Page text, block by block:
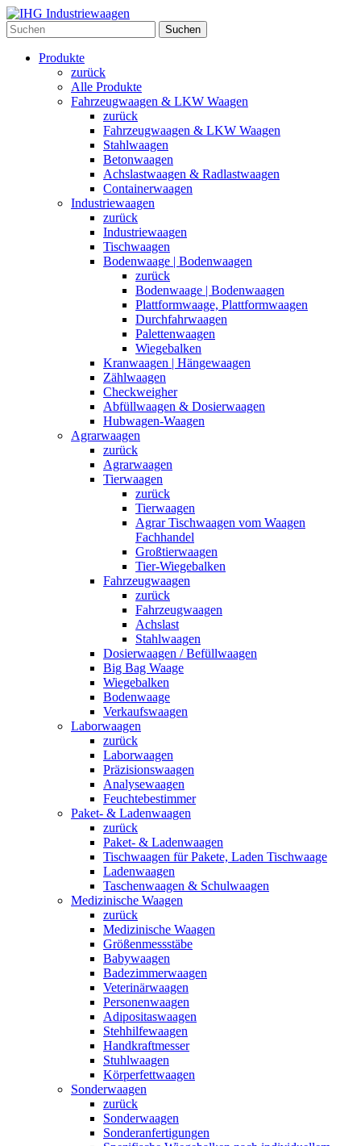
Suchen
Produkte
zurück
Alle Produkte
Fahrzeugwaagen & LKW Waagen
zurück
Fahrzeugwaagen & LKW Waagen
Stahlwaagen
Betonwaagen
Achslastwaagen & Radlastwaagen
Containerwaagen
Industriewaagen
zurück
Industriewaagen
Tischwaagen
Bodenwaage | Bodenwaagen
zurück
Bodenwaage | Bodenwaagen
Plattformwaage, Plattformwaagen
Durchfahrwaagen
Palettenwaagen
Wiegebalken
Kranwaagen | Hängewaagen
Zählwaagen
Checkweigher
Abfüllwaagen & Dosierwaagen
Hubwagen-Waagen
Agrarwaagen
zurück
Agrarwaagen
Tierwaagen
zurück
Tierwaagen
Agrar Tischwaagen vom Waagen
Fachhandel
Großtierwaagen
Tier-Wiegebalken
Fahrzeugwaagen
zurück
Fahrzeugwaagen
Achslast
Stahlwaagen
Dosierwaagen / Befüllwaagen
Big Bag Waage
Wiegebalken
Bodenwaage
Verkaufswaagen
Laborwaagen
zurück
Laborwaagen
Präzisionswaagen
Analysewaagen
Feuchtebestimmer
Paket- & Ladenwaagen
zurück
Paket- & Ladenwaagen
Tischwaagen für Pakete, Laden Tischwaage
Ladenwaagen
Taschenwaagen & Schulwaagen
Medizinische Waagen
zurück
Medizinische Waagen
Größenmessstäbe
Babywaagen
Badezimmerwaagen
Veterinärwaagen
Personenwaagen
Adipositaswaagen
Stehhilfewaagen
Handkraftmesser
Stuhlwaagen
Körperfettwaagen
Sonderwaagen
zurück
Sonderwaagen
Sonderanfertigungen